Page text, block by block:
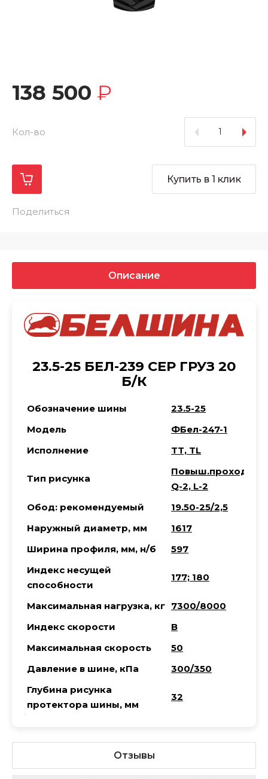
138 500 ₽
Кол-во
Купить в 1 клик
Поделиться
Описание
23.5-25 БЕЛ-239 СЕР ГРУЗ 20
Б/К
Обозначение шины
23.5-25
Модель
ФБел-247-1
Исполнение
TT, TL
Тип рисунка
Повыш.проход.
Q-2, L-2
Обод: рекомендуемый
19.50-25/2,5
Наружный диаметр, мм
1617
Ширина профиля, мм, н/б
597
Индекс несущей
способности
177; 180
Максимальная нагрузка, кг 7300/8000
Индекс скорости
В
Максимальная скорость
50
Давление в шине, кПа
300/350
Глубина рисунка
протектора шины, мм
32
Отзывы